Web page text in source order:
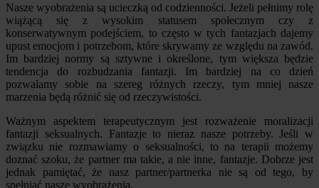
Nasze wyobrażenia są ucieczką od codzienności. Jeżeli pełnimy rolę
wiążącą się z wysokim statusem społecznym czy z
konserwatywnym podejściem, to często w tych fantazjach dajemy
upust emocjom i potrzebom, które skrywamy ze względu na zawód.
Im bardziej normy są sztywne i określone, tym większa będzie
tendencja do rozbudzania fantazji. Im bardziej na co dzień
pozwalamy sobie na szereg różnych rzeczy, tym mniej nasze
marzenia będą różnić się od rzeczywistości.
Ważnym aspektem terapeutycznym jest rozważenie moralizacji
fantazji seksualnych. Fantazje to nieraz nasze potrzeby. Jeśli w
związku nie rozmawiamy o seksualności, to na terapii możemy
doznać szoku, że partner ma takie, a nie inne, fantazje. Dobrze jest
jednak pamiętać, że nasz partner/partnerka nie są od tego, by
spełniać nasze wyobrażenia.